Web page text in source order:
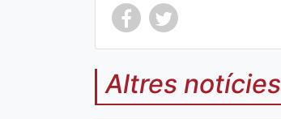
Co Co
Altres notícies